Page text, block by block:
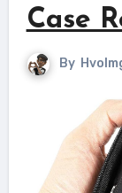
Case
By